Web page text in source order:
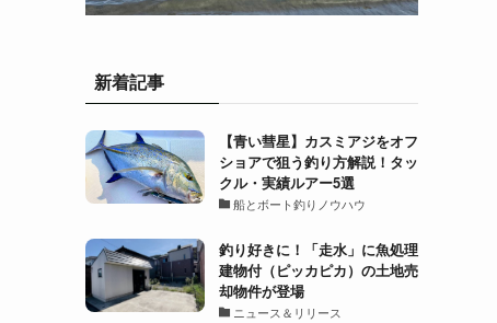
新着記事
【青い彗星】カスミアジをオフ
ショアで狙う釣り方解説！タッ
クル・実績ルアー5選
船とボート釣りノウハウ
釣り好きに！「走水」に魚処理
建物付（ピッカピカ）の土地売
却物件が登場
ニュース＆リリース